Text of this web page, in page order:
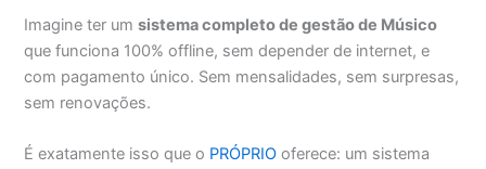
Imagine ter umsistema completo de gestão de Músico
que funciona 100% offline, sem depender de internet, e
com pagamento único. Sem mensalidades, sem surpresas,
sem renovações.
É exatamente isso que o PRÓPRIO oferece: um sistema